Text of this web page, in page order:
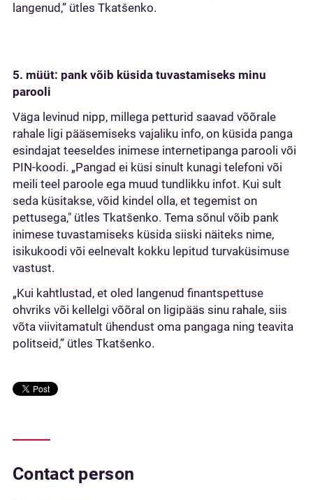
langenud,” ütles Tkatšenko.
5. müüt: pank võib küsida tuvastamiseks minu
parooli
Väga levinud nipp, millega petturid saavad võõrale
rahale ligi pääsemiseks vajaliku info, on küsida panga
esindajat teeseldes inimese internetipanga parooli või
PIN-koodi. „Pangad ei küsi sinult kunagi telefoni või
meili teel paroole ega muud tundlikku infot. Kui sult
seda küsitakse, võid kindel olla, et tegemist on
pettusega," ütles Tkatšenko. Tema sõnul võib pank
inimese tuvastamiseks küsida siiski näiteks nime,
isikukoodi või eelnevalt kokku lepitud turvaküsimuse
vastust.
„Kui kahtlustad, et oled langenud finantspettuse
ohvriks või kellelgi võõral on ligipääs sinu rahale, siis
võta viivitamatult ühendust oma pangaga ning teavita
politseid,” ütles Tkatšenko.
Contact person